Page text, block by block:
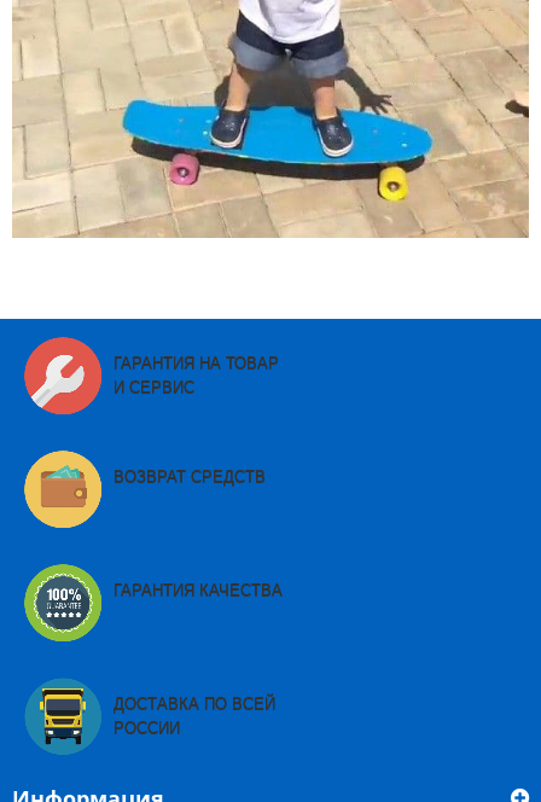
ГАРАНТИЯ НА ТОВАР
И СЕРВИС
ВОЗВРАТ СРЕДСТВ
ГАРАНТИЯ КАЧЕСТВА
ДОСТАВКА ПО ВСЕЙ
РОССИИ